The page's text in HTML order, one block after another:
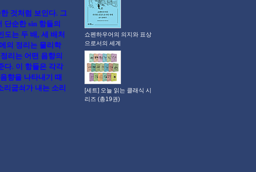
것처럼 보인다. 그
단순한 sin 항들의
도는 두 배, 세 배처
의 정리는 물리학
리는 어떤 음향의
다. 이 항들은 각각
향을 나타내기 때
굽쇠가 내는 소리
쇼펜하우어의 의지와 표상
으로서의 세계
[세트] 오늘 읽는 클래식 시
리즈 (총19권)